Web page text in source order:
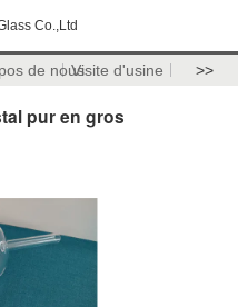
Co.,Ltd
de nousVisite d'usine >>
pur en gros